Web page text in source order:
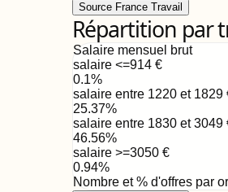
Source France Travail
Répartition par
Salaire mensuel brut
salaire <=914€
0.1%
salaire entre 1220 et 1829
25.37%
salaire entre 1830 et 3049
46.56%
salaire >=3050€
0.94%
Nombre et % d'offres par